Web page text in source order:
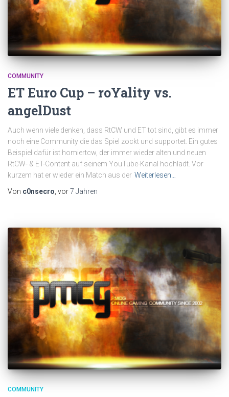
COMMUNITY
ET Euro Cup – roYality vs.
angelDust
Auch wenn viele denken, dass RtCW und ET tot sind, gibt es immer
noch eine Community die das Spiel zockt und supportet. Ein gutes
Beispiel dafür ist homiertcw, der immer wieder alten und neuen
RtCW- & ET-Content auf seinem YouTube-Kanal hochlädt. Vor
kurzem hat er wieder ein Match aus der Weiterlesen…
Von c0nsecro , vor7 Jahren
COMMUNITY